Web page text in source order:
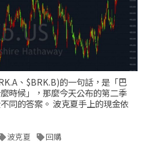
、$BRK.B)的一句話，是「巴
時候」，那麼今天公布的第二季
同的答案。 波克夏手上的現金依
波克夏 回購